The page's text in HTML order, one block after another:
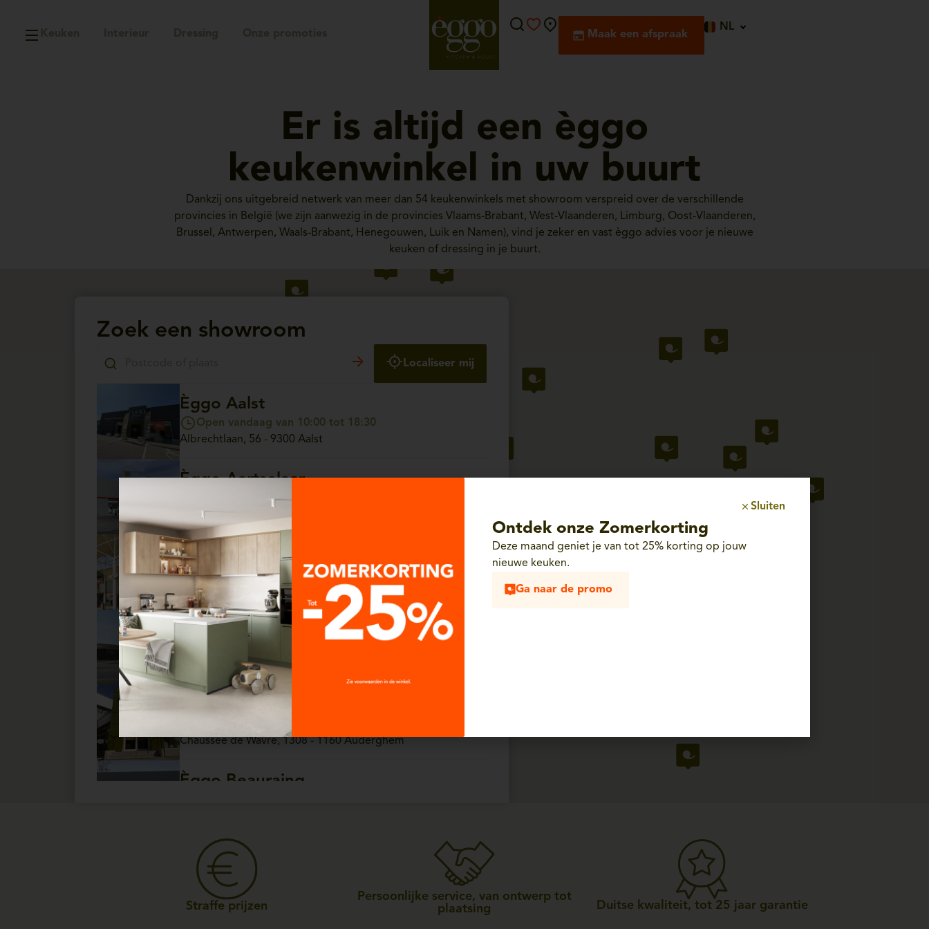
Maak een afspraak
NL
Er is altijd een èggo
keukenwinkel in uw buurt
Dankzij ons uitgebreid netwerk van meer dan 54 keukenwinkels met showroom verspreid over de verschillende
provincies in België (we zijn aanwezig in de provincies Vlaams-Brabant, West-Vlaanderen, Limburg, Oost-Vlaanderen,
Brussel, Antwerpen, Waals-Brabant, Henegouwen, Luik en Namen), vind je zeker en vast èggo advies voor je nieuwe
keuken of dressing in je buurt.
Zoek een showroom
Localiseer mij
Èggo Aalst
Open vandaag van 10:00 tot 18:30
Albrechtlaan, 56 - 9300 Aalst
Èggo Aartselaar
Open vandaag van 10:00 tot 18:30
Antwerpsesteenweg, 13/4 - 2630 Aartselaar
Èggo Arlon
Open vandaag van 10:00 tot 18:30
Parc Commercial Hydrion, Unit 65 - 6700 Arlon
Èggo Ath
Chaussée de Tournai, 157 - 7800 Ath
Èggo Auderghem
Chaussée de Wavre, 1308 - 1160 Auderghem
Èggo Beauraing
Èggo Bois-De-Villers
Open vandaag van 10:00 tot 18:30
Rue Raymond Noël, 147 - 5170 Bois-de-villers
Straffe prijzen
Persoonlijke service, van ontwerp tot
plaatsing
Duitse kwaliteit, tot 25 jaar garantie
Sluiten
Ontdek onze Zomerkorting
Deze maand geniet je van tot 25% korting op jouw
nieuwe keuken.
Ga naar de promo